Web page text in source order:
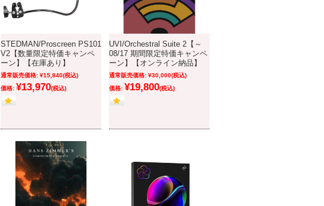
STEDMAN/Proscreen PS101
V2【数量限定特価キャンペ
ーン】【在庫あり】
通常販売価格: ¥15,840(税込)
価格: ¥13,970(税込)
UVI/Orchestral Suite 2【～
08/17 期間限定特価キャンペ
ーン】【オンライン納品】
通常販売価格: ¥30,000(税込)
価格: ¥19,800(税込)